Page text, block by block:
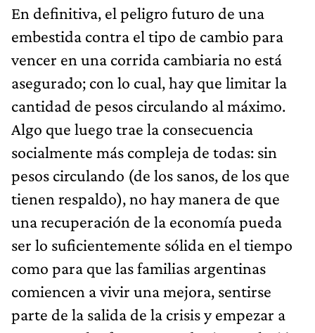
En definitiva, el peligro futuro de una
embestida contra el tipo de cambio para
vencer en una corrida cambiaria no está
asegurado; con lo cual, hay que limitar la
cantidad de pesos circulando al máximo.
Algo que luego trae la consecuencia
socialmente más compleja de todas: sin
pesos circulando (de los sanos, de los que
tienen respaldo), no hay manera de que
una recuperación de la economía pueda
ser lo suficientemente sólida en el tiempo
como para que las familias argentinas
comiencen a vivir una mejora, sentirse
parte de la salida de la crisis y empezar a